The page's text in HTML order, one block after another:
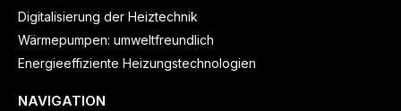
Digitalisierung der Heiztechnik
Wärmepumpen: umweltfreundlich
Energieeffiziente Heizungstechnologien
NAVIGATION